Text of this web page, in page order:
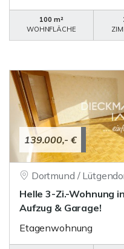
100 m²
WOHNFLÄCHE
139.000,- €
Dortmund /
Helle 3-Zi.-Wohnung
Aufzug & Garage!
Etagenwohnung